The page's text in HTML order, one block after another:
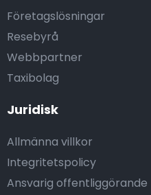
Företagslösningar
Resebyrå
Webbpartner
Taxibolag
Juridisk
Allmänna villkor
Integritetspolicy
Ansvarig offentliggörande